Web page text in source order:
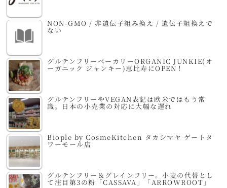
NON-GMO / 非遺伝子組み換え / 遺伝子組換えで
ない
グルテンフリーベーカリーORGANIC JUNKIE(オ
ーガニック ジャンキー)恵比寿にOPEN！
グルテンフリーやVEGAN表記は欧米ではもう常
識。日本の小売業の対応に大幅な遅れ
Biople by CosmeKitchen タカシマヤ ゲートタ
ワーモール店
グルテンフリー＆グレインフリー。小麦の代替とし
て注目第3の粉「CASSAVA」「ARROWROOT」